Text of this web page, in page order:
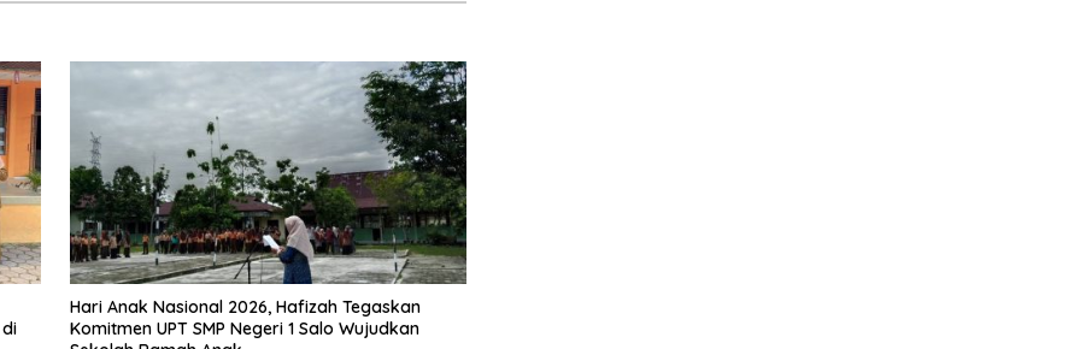
Hari Anak Nasional 2026, Hafizah Tegaskan
Komitmen UPT SMP Negeri 1 Salo Wujudkan